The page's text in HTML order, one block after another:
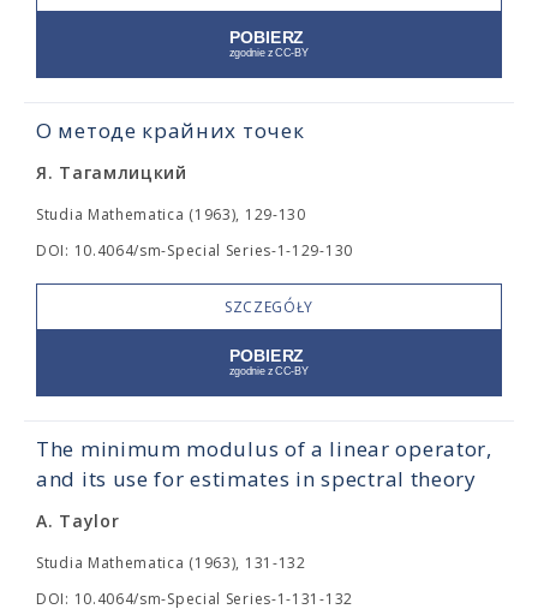
О методе крайних точек
Я. Тагамлицкий
Studia Mathematica (1963), 129-130
DOI: 10.4064/sm-Special Series-1-129-130
SZCZEGÓŁY
The minimum modulus of a linear operator,
and its use for estimates in spectral theory
A. Taylor
Studia Mathematica (1963), 131-132
DOI: 10.4064/sm-Special Series-1-131-132